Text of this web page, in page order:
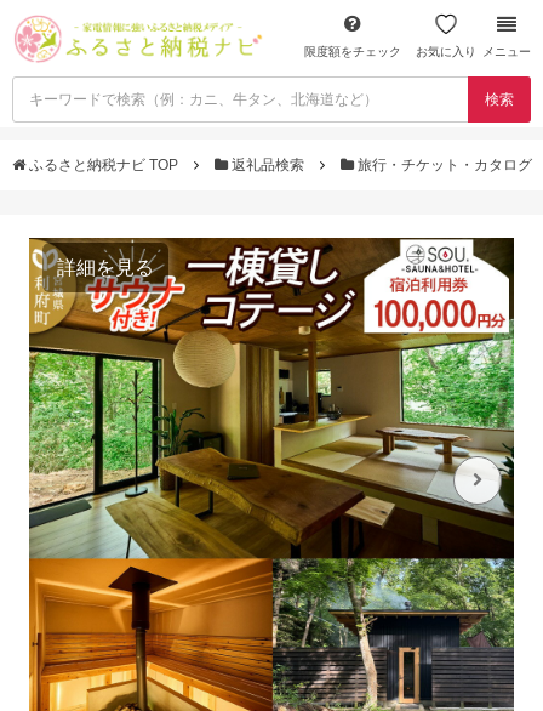
限度額をチェック お気に入り メニュー
検索
ふるさと納税ナビ TOP 返礼品検索 旅行・チケット・カタログ
詳細を見る